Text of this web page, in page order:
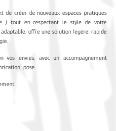
de créer de nouveaux espaces pratiques
tout en respectant le style de votre
offre une solution légère, rapide
vos envies, avec un accompagnement
pose.